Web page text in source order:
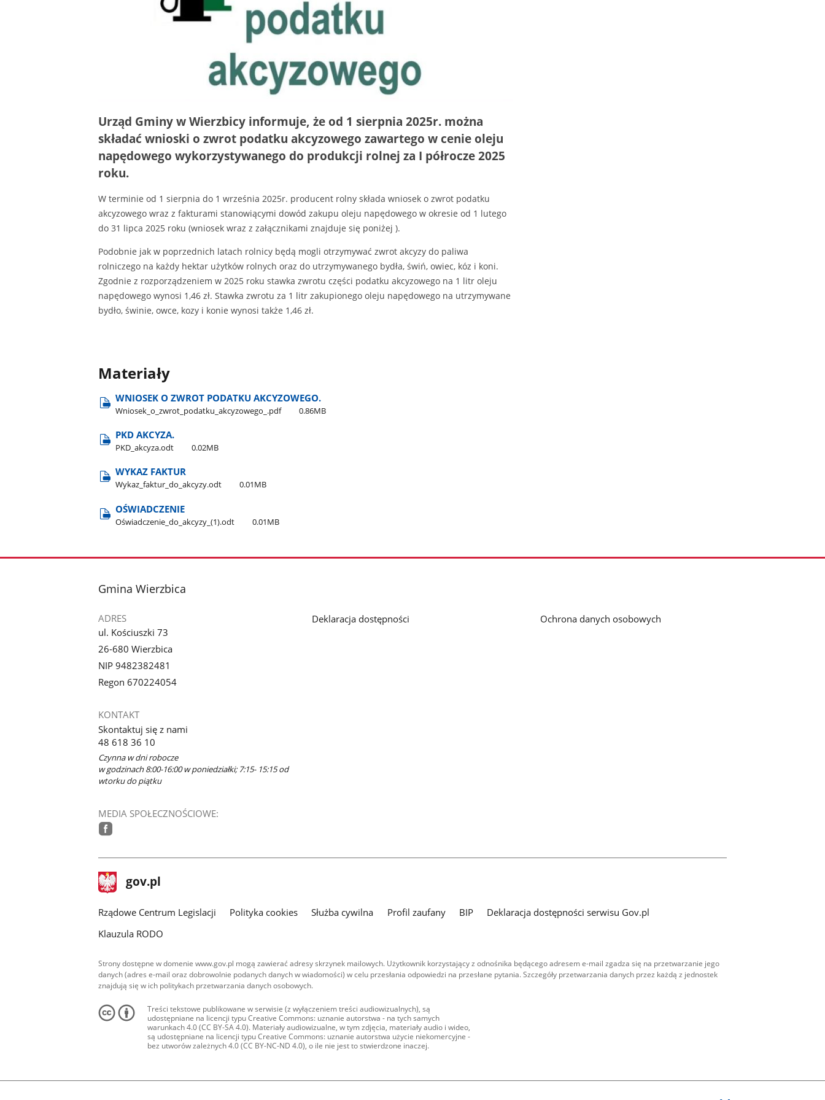
Urząd Gminy w Wierzbicy informuje, że od 1 sierpnia 2025r. można
składać wnioski o zwrot podatku akcyzowego zawartego w cenie oleju
napędowego wykorzystywanego do produkcji rolnej za I półrocze 2025
roku.
W terminie od 1 sierpnia do 1 września 2025r. producent rolny składa wniosek o zwrot podatku
akcyzowego wraz z fakturami stanowiącymi dowód zakupu oleju napędowego w okresie od 1 lutego
do 31 lipca 2025 roku (wniosek wraz z załącznikami znajduje się poniżej ).
Podobnie jak w poprzednich latach rolnicy będą mogli otrzymywać zwrot akcyzy do paliwa
rolniczego na każdy hektar użytków rolnych oraz do utrzymywanego bydła, świń, owiec, kóz i koni.
Zgodnie z rozporządzeniem w 2025 roku stawka zwrotu części podatku akcyzowego na 1 litr oleju
napędowego wynosi 1,46 zł. Stawka zwrotu za 1 litr zakupionego oleju napędowego na utrzymywane
bydło, świnie, owce, kozy i konie wynosi także 1,46 zł.
Materiały
WNIOSEK O ZWROT PODATKU AKCYZOWEGO.
Wniosek​_o​_zwrot​_podatku​_akcyzowego​_.pdf 0.86MB
PKD AKCYZA.
PKD​_akcyza.odt 0.02MB
WYKAZ FAKTUR
Wykaz​_faktur​_do​_akcyzy.odt 0.01MB
OŚWIADCZENIE
Oświadczenie​_do​_akcyzy​_(1).odt 0.01MB
stopka
Gmina Wierzbica
ADRES
ul. Kościuszki 73
26-680 Wierzbica
NIP 9482382481
Regon 670224054
KONTAKT
Skontaktuj się z nami
48 618 36 10
Czynna w dni robocze
w godzinach 8:00-16:00 w poniedziałki; 7:15- 15:15 od
wtorku do piątku
MEDIA SPOŁECZNOŚCIOWE:
Deklaracja dostępności Ochrona danych osobowych
stopka
gov.pl Strona
gov.pl
Rządowe Centrum Legislacji Polityka cookies Służba cywilna Profil zaufany BIP
Deklaracja dostępności serwisu Gov.pl
Klauzula RODO
Strony dostępne w domenie www.gov.pl mogą zawierać adresy skrzynek mailowych. Użytkownik korzystający z odnośnika będącego adresem e-mail zgadza się na przetwarzanie jego
danych (adres e-mail oraz dobrowolnie podanych danych w wiadomości) w celu przesłania odpowiedzi na przesłane pytania. Szczegóły przetwarzania danych przez każdą z jednostek
znajdują się w ich politykach przetwarzania danych osobowych.
Treści tekstowe publikowane w serwisie (z wyłączeniem treści audiowizualnych), są
udostępniane na licencji typu Creative Commons: uznanie autorstwa - na tych samych
warunkach 4.0 (CC BY-SA 4.0). Materiały audiowizualne, w tym zdjęcia, materiały audio i wideo,
są udostępniane na licencji typu Creative Commons: uznanie autorstwa użycie niekomercyjne -
bez utworów zależnych 4.0 (CC BY-NC-ND 4.0), o ile nie jest to stwierdzone inaczej.